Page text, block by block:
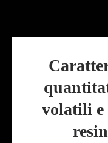
volatili